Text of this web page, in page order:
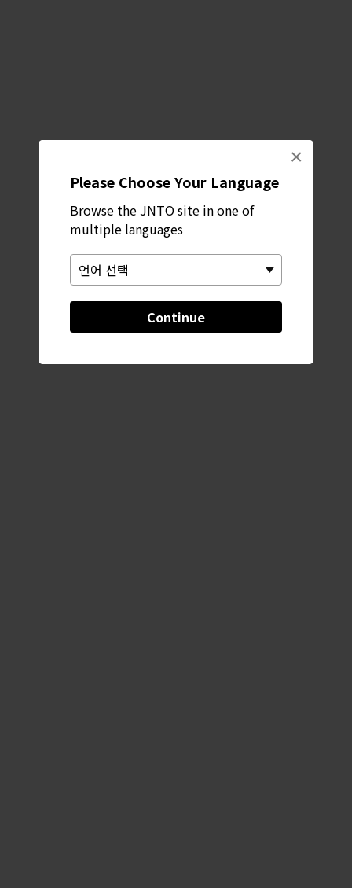
Please Choose Your Language
Browse the JNTO site in one of
multiple languages
Continue
×